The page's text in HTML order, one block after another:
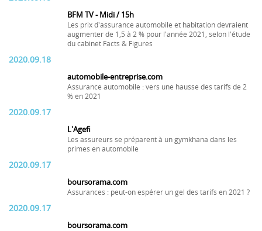
BFM TV - Midi / 15h
Les prix d'assurance automobile et habitation devraient
augmenter de 1,5 à 2 % pour l'année 2021, selon l'étude
du cabinet Facts & Figures
2020.09.18
automobile-entreprise.com
Assurance automobile : vers une hausse des tarifs de 2
% en 2021
2020.09.17
L'Agefi
Les assureurs se préparent à un gymkhana dans les
primes en automobile
2020.09.17
boursorama.com
Assurances : peut-on espérer un gel des tarifs en 2021 ?
2020.09.17
boursorama.com